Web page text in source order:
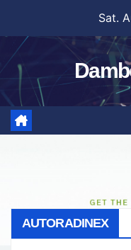
content
Sat.
AUTORADINEX